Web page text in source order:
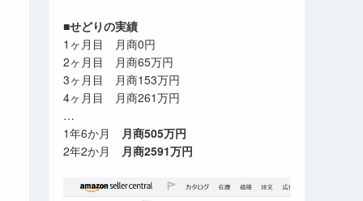
■せどりの実績
1ヶ月目 月商0円
2ヶ月目 月商65万円
3ヶ月目 月商153万円
4ヶ月目 月商261万円
…
1年6か月 月商505万円
2年2か月 月商2591万円